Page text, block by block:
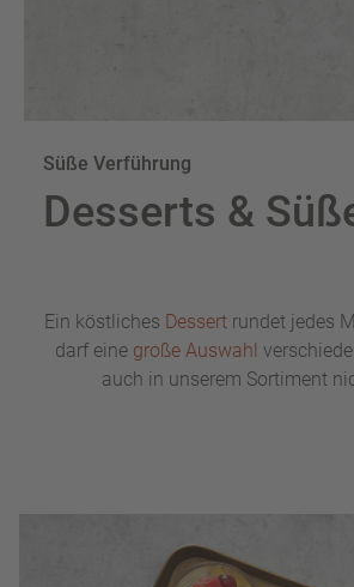
Süße Verführung
Desserts &
Ein köstliches Dessert rundet jedes
darf eine große Auswahl
auch in unserem Sortiment